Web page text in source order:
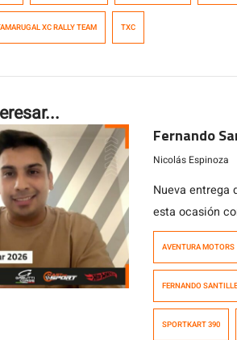
XC RALLY TEAM TXC
Fernando
Nicolás Espinoza
Nueva entrega
esta ocasión
apasionado de
deportivas, lo
asistente del
AVENTURA MOTORS
FERNANDO
SPORTKART 390